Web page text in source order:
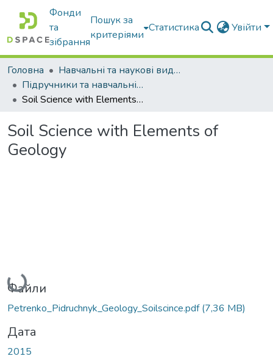
Фонди
та
зібрання
Пошук за
критеріями
Статистика Увійти
Головна
Навчальні та наукові видання
Підручники та навчальні посібники
Soil Science with Elements of Geology
Soil Science with Elements of
Geology
Вантажиться...
Файли
Petrenko_Pidruchnyk_Geology_Soilscince.pdf(7,36 MB)
Дата
2015